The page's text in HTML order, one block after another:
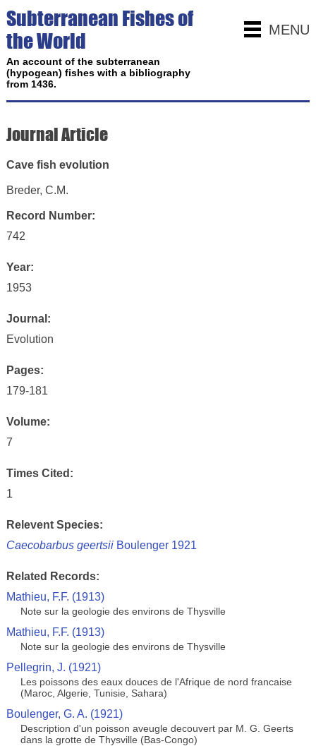
MENU
Subterranean Fishes of
the World
An account of the subterranean
(hypogean) fishes with a bibliography
from 1436.
Journal Article
Cave fish evolution
Breder, C.M.
Record Number:
742
Year:
1953
Journal:
Evolution
Pages:
179-181
Volume:
7
Times Cited:
1
Relevent Species:
Caecobarbus geertsiiBoulenger 1921
Related Records:
Mathieu, F.F. (1913)
Note sur la geologie des environs de Thysville
Mathieu, F.F. (1913)
Note sur la geologie des environs de Thysville
Pellegrin, J. (1921)
Les poissons des eaux douces de l'Afrique de nord francaise
(Maroc, Algerie, Tunisie, Sahara)
Boulenger, G. A. (1921)
Description d'un poisson aveugle decouvert par M. G. Geerts
dans la grotte de Thysville (Bas-Congo)